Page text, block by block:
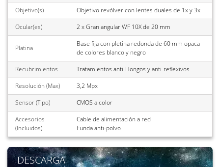
Objetivo(s)
Objetivo revólver con lentes duales de 1x y 3x
Ocular(es)
2 x Gran angular WF 10X de 20 mm
Platina
Base fija con pletina redonda de 60 mm opaca
de colores blanco y negro
Recubrimientos
Tratamientos anti-Hongos y anti-reflexivos
Resolución (Max)
3,2 Mpx
Sensor (Tipo)
CMOS a color
Accesorios
(Incluidos)
Cable de alimentación a red
Funda anti-polvo
DESCARGA